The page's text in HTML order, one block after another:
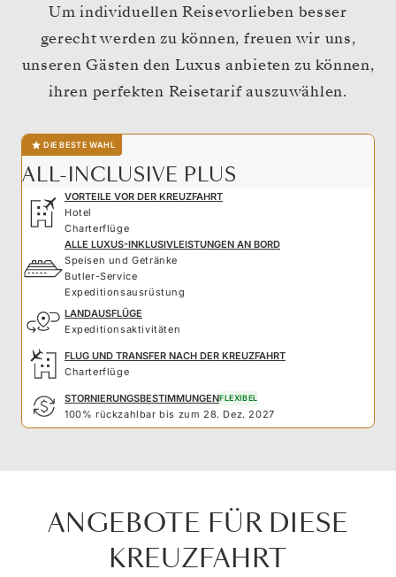
Um individuellen Reisevorlieben besser
gerecht werden zu können, freuen wir uns,
unseren Gästen den Luxus anbieten zu können,
ihren perfekten Reisetarif auszuwählen.
DIE BESTE WAHL
ALL-INCLUSIVE PLUS
VORTEILE VOR DER KREUZFAHRT
Hotel
Charterflüge
ALLE LUXUS-INKLUSIVLEISTUNGEN AN BORD
Speisen und Getränke
Butler-Service
Expeditionsausrüstung
LANDAUSFLÜGE
Expeditionsaktivitäten
FLUG UND TRANSFER NACH DER KREUZFAHRT
Charterflüge
STORNIERUNGSBESTIMMUNGENFLEXIBEL
100% rückzahlbar bis zum 28. Dez. 2027
ANGEBOTE FÜR DIESE
KREUZFAHRT